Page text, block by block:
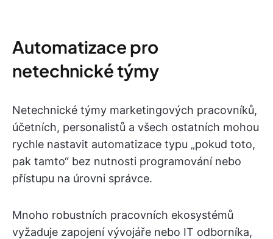
Automatizace pro
netechnické týmy
Netechnické týmy marketingových pracovníků,
účetních, personalistů a všech ostatních mohou
rychle nastavit automatizace typu „pokud toto,
pak tamto“ bez nutnosti programování nebo
přístupu na úrovni správce.
Mnoho robustních pracovních ekosystémů
vyžaduje zapojení vývojáře nebo IT odborníka,